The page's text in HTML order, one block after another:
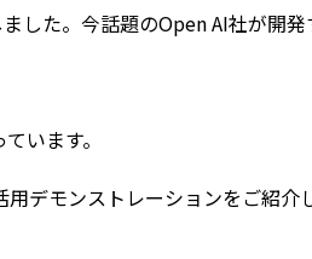
した。今話題のOpen AI社が開
います。
デモンストレーションをご紹介